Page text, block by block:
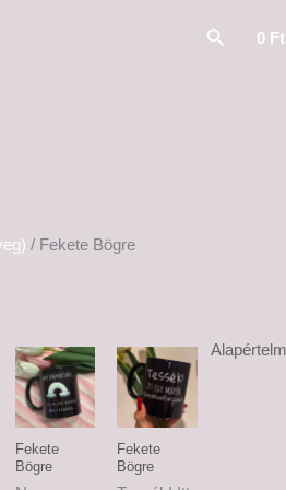
Search
0 Ft
/ Fekete Bögre
Ft
Ft
Fekete
Bögre
6,000 Ft
-
6,500 Ft
Fekete
Bögre
Ártartomány:
6,000 Ft
-
6,500 Ft